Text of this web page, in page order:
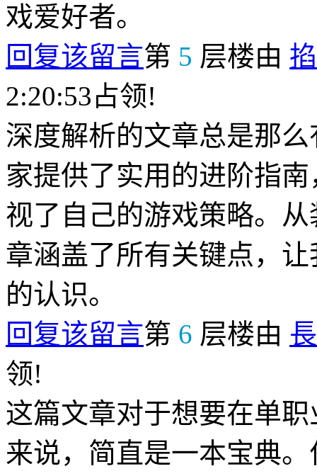
戏爱好者。
回复该留言第 5 层楼由
2:20:53占领!
深度解析的文章总是那
家提供了实用的进阶指
视了自己的游戏策略。
章涵盖了所有关键点，
的认识。
回复该留言第 6 层楼由
领!
这篇文章对于想要在单
来说，简直是一本宝典